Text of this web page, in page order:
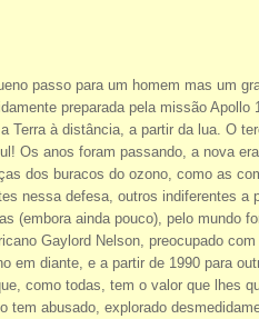
passo para um homem mas um
preparada pela missão Apollo
Terra à distância, a partir da lua. O
Os anos foram passando, a nova
dos buracos do ozono, como as
nessa defesa, outros indiferentes a
(embora ainda pouco), pelo mundo
Gaylord Nelson, preocupado
em diante, e a partir de 1990 para
como todas, tem o valor que lhes
abusado, explorado